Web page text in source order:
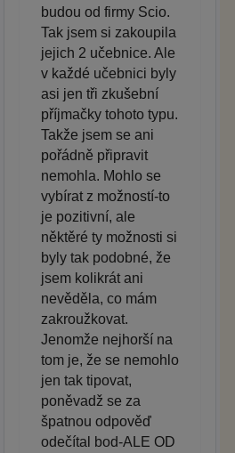
budou od firmy Scio.
Tak jsem si zakoupila
jejich 2 učebnice. Ale
v každé učebnici byly
asi jen tři zkušební
příjmačky tohoto typu.
Takže jsem se ani
pořádně připravit
nemohla. Mohlo se
vybírat z možností-to
je pozitivní, ale
něktěré ty možnosti si
byly tak podobné, že
jsem kolikrát ani
nevěděla, co mám
zakroužkovat.
Jenomže nejhorší na
tom je, že se nemohlo
jen tak tipovat,
poněvadž se za
špatnou odpověď
odečítal bod-ALE OD